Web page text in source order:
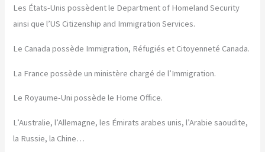
Les États-Unis possèdent le Department of Homeland Security
ainsi que l’US Citizenship and Immigration Services.
Le Canada possède Immigration, Réfugiés et Citoyenneté Canada.
La France possède un ministère chargé de l’Immigration.
Le Royaume-Uni possède le Home Office.
L’Australie, l’Allemagne, les Émirats arabes unis, l’Arabie saoudite,
la Russie, la Chine…